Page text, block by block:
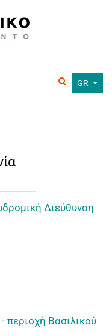
GR
Διεύθυνση
περιοχή Βασιλικού